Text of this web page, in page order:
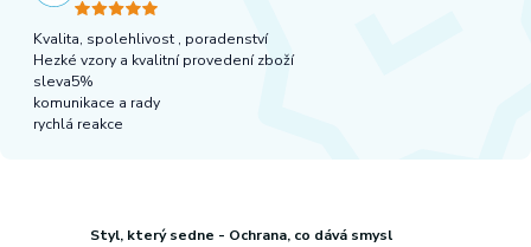
Styl, který sedne - Ochrana, co dává smysl
Kvalita, spolehlivost , poradenství
Hezké vzory a kvalitní provedení zboží
sleva5%
komunikace a rady
rychlá reakce